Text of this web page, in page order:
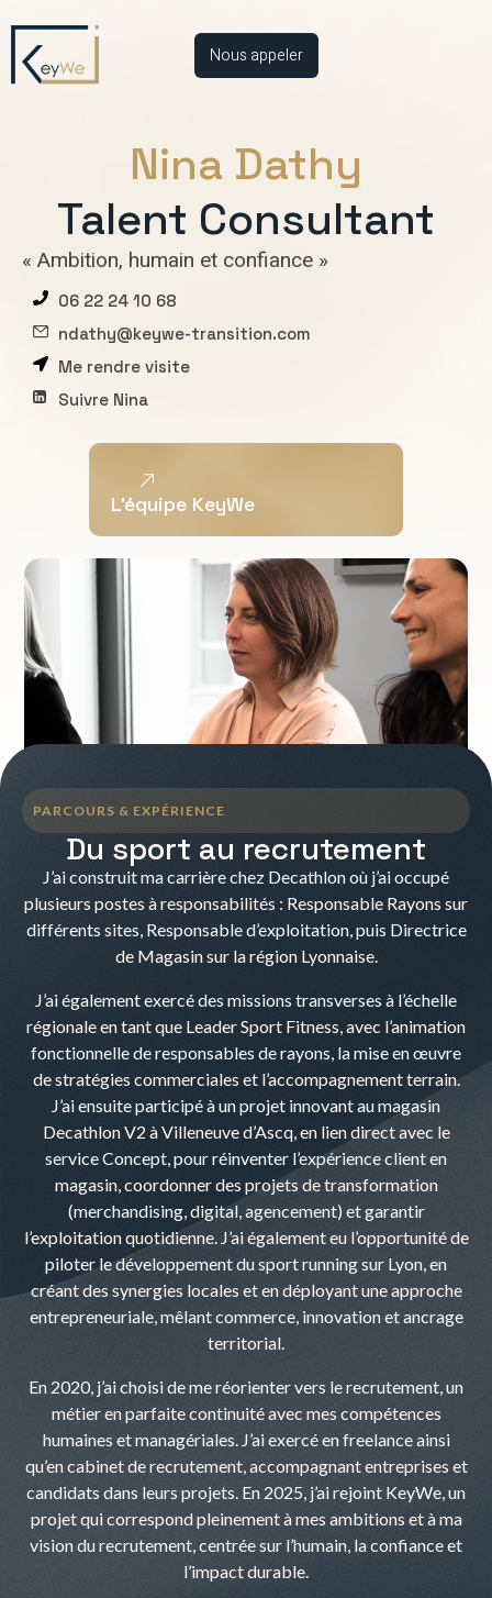
Nous appeler
Nina Dathy
Talent Consultant
« Ambition, humain et confiance »
06 22 24 10 68
ndathy@keywe-transition.com
Me rendre visite
Suivre Nina
L'équipe KeyWe
PARCOURS & EXPÉRIENCE
Du sport au recrutement
J’ai construit ma carrière chez Decathlon où j’ai occupé
plusieurs postes à responsabilités : Responsable Rayons sur
différents sites, Responsable d’exploitation, puis Directrice
de Magasin sur la région Lyonnaise.
J’ai également exercé des missions transverses à l’échelle
régionale en tant que Leader Sport Fitness, avec l’animation
fonctionnelle de responsables de rayons, la mise en œuvre
de stratégies commerciales et l’accompagnement terrain.
J’ai ensuite participé à un projet innovant au magasin
Decathlon V2 à Villeneuve d’Ascq, en lien direct avec le
service Concept, pour réinventer l’expérience client en
magasin, coordonner des projets de transformation
(merchandising, digital, agencement) et garantir
l’exploitation quotidienne. J’ai également eu l’opportunité de
piloter le développement du sport running sur Lyon, en
créant des synergies locales et en déployant une approche
entrepreneuriale, mêlant commerce, innovation et ancrage
territorial.
En 2020, j’ai choisi de me réorienter vers le recrutement, un
métier en parfaite continuité avec mes compétences
humaines et managériales. J’ai exercé en freelance ainsi
qu’en cabinet de recrutement, accompagnant entreprises et
candidats dans leurs projets. En 2025, j’ai rejoint KeyWe, un
projet qui correspond pleinement à mes ambitions et à ma
vision du recrutement, centrée sur l’humain, la confiance et
l’impact durable.